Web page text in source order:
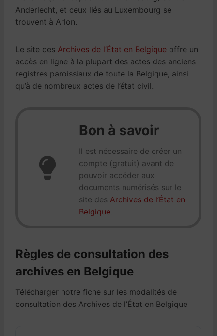
Anderlecht, et ceux liés au Luxembourg se
trouvent à Arlon.
Le site des Archives de l’État en Belgique offre un
accès en ligne à la plupart des actes des anciens
registres paroissiaux de toute la Belgique, ainsi
qu’à de nombreux actes de l’état civil.
Bon à savoir
Il est nécessaire de créer un
compte (gratuit) avant de
pouvoir accéder aux
documents numérisés sur le
site des Archives de l’État en
Belgique.
Règles de consultation des
archives en Belgique
Télécharger notre fiche sur les modalités de
consultation des Archives de l’État en Belgique